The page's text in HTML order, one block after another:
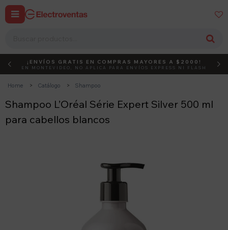
 
DEBUT ACTIVÁ EL CÓDIGO
¡ENVÍOS GRATIS EN COMPRAS MAYORES A $2000!
EN MONTEVIDEO, NO APLICA PARA ENVÍOS EXPRESS NI FLASH
Home Catálogo Shampoo
Shampoo L’Oréal Série Expert Silver 500 ml
para cabellos blancos